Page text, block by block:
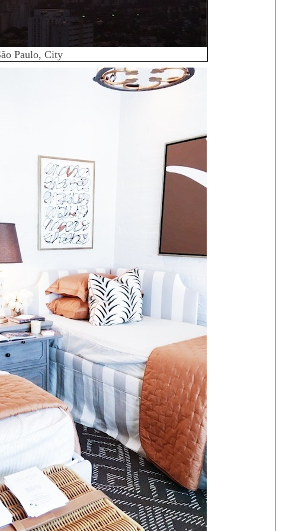
Paulo, City